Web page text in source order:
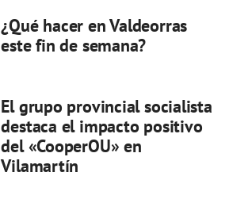
¿Qué hacer en Valdeorras
este fin de semana?
El grupo provincial socialista
destaca el impacto positivo
del «CooperOU» en
Vilamartín